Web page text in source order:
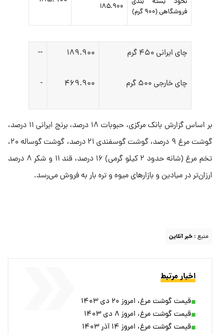
فروشگاهی (۹۰۰ گرم)
۱۸۵.۹۰۰
چای ایرانی ۴۵۰ گرم
چای خارجی ۵۰۰ گرم
۱۸۹.۹۰۰
۴۶۹.۹۰۰
--
-
بر اساس گزارش بانک مرکزی، حبوبات ۱۸ درصد، برنج ایرانی ۱۱ درصد،
گوشت مرغ ۹ درصد، گوشت گوسفندی ۲۱ درصد، گوشت گوساله ۲۰،
تخم مرغ (شانه حدود ۲ کیلو گرمی) ۱۶ درصد، قند ۱۱ و شکر ۸ درصد
ارزان‌تر در میادین و بازارهای میوه و تره بار به فروش می‌رسد.
منبع : خبر آنلاین
اخبار مرتبط
قیمت گوشت مرغ، امروز ۲۰ دی ۱۴۰۳
قیمت گوشت مرغ، امروز ۸ دی ۱۴۰۳
قیمت گوشت مرغ، امروز ۱۴ آذر ۱۴۰۳